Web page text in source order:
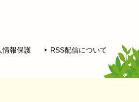
情報保護
RSS配信について